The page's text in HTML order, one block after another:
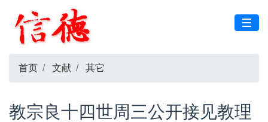
首页 文献 其它
教宗良十四世周三公开接见教理